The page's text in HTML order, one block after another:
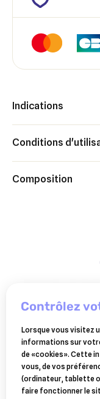
Indications
Conditions
Composition
VÉTOQUINOL
calf lyte plus 1
90 gr
Créer une nouvelle
Nom de la liste
Vous devez être
liste d'envies.
contrôlez
Lorsque vous visitez
informations sur
de «cookies». Cette
vous, de vos
(ordinateur, tablette
faire fonctionner le